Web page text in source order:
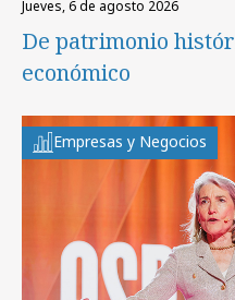
jueves, 6 de agosto 2026
De patrimonio
económico
Empresas y Negocios